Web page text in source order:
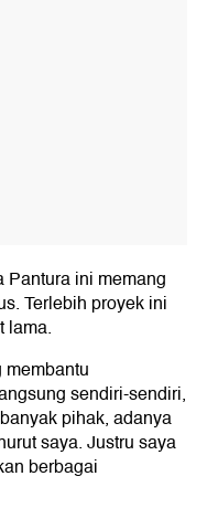
Pantura ini memang
Terlebih proyek ini
lama.
sendiri-sendiri,
pihak, adanya
saya. Justru saya
berbagai